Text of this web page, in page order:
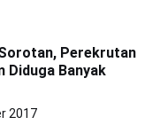
Perekrutan
Diduga Banyak
2017